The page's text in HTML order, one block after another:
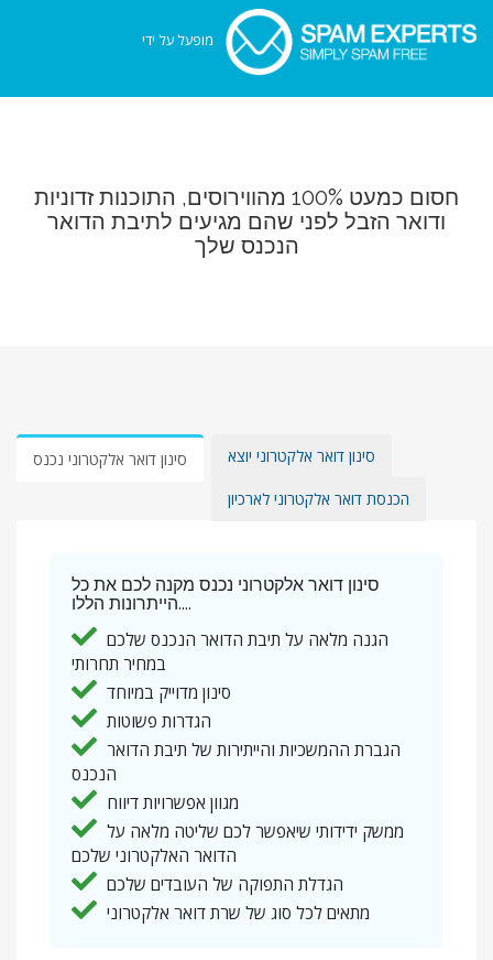
חסום כמעט 100% מהווירוסים, התוכנות זדוניות
ודואר הזבל לפני שהם מגיעים לתיבת הדואר
הנכנס שלך
סינון דואר אלקטרוני נכנס סינון דואר אלקטרוני יוצא
הכנסת דואר אלקטרוני לארכיון
סינון דואר אלקטרוני נכנס מקנה לכם את כל
הייתרונות הללו....
במחיר תחרותי
סינון מדוייק במיוחד
הגדרות פשוטות
הנכנס
מגוון אפשרויות דיווח
הדואר האלקטרוני שלכם
הגדלת התפוקה של העובדים שלכם
מתאים לכל סוג של שרת דואר אלקטרוני